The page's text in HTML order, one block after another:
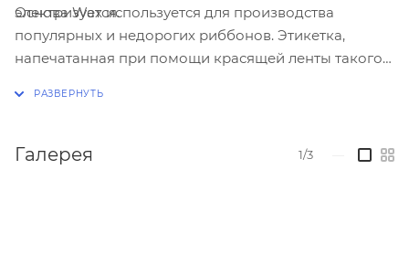
электризуется.
Основа Wax используется для производства
популярных и недорогих риббонов. Этикетка,
напечатанная при помощи красящей ленты такого
Галерея 1/3